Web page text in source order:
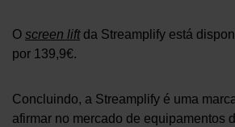
O screen liftda Streamplify está
por 139,9€.
Concluindo, a Streamplify é uma
afirmar no mercado de equipamentos